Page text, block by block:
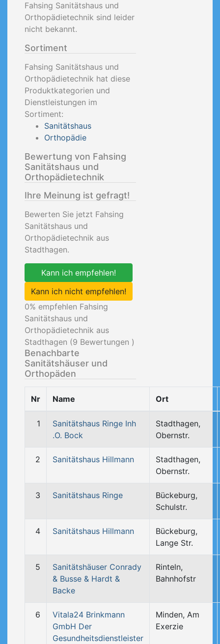
Fahsing Sanitätshaus und
Orthopädietechnik sind leider
nicht bekannt.
Sortiment
Fahsing Sanitätshaus und
Orthopädietechnik hat diese
Produktkategorien und
Dienstleistungen im
Sortiment:
Sanitätshaus
Orthopädie
Bewertung von Fahsing
Sanitätshaus und
Orthopädietechnik
Ihre Meinung ist gefragt!
Bewerten Sie jetzt Fahsing
Sanitätshaus und
Orthopädietechnik aus
Stadthagen.
Kann ich empfehlen!
Kann ich nicht empfehlen!
0% empfehlen Fahsing
Sanitätshaus und
Orthopädietechnik aus
Stadthagen (9 Bewertungen )
Benachbarte
Sanitätshäuser und
Orthopäden
Nr Name Ort
1
Sanitätshaus Ringe Inh
.O. Bock
Stadthagen,
Obernstr.
2 Sanitätshaus Hillmann
Stadthagen,
Obernstr.
3 Sanitätshaus Ringe
Bückeburg,
Schulstr.
4 Sanitätshaus Hillmann
Bückeburg,
Lange Str.
5
Sanitätshäuser Conrady
& Busse & Hardt &
Backe
Rinteln,
Bahnhofstr
6
Vitala24 Brinkmann
GmbH Der
Gesundheitsdienstleister
Minden, Am
Exerzie